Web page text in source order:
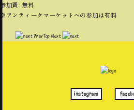
参加費: 無料
※アンティークマーケットへの参加は有料
PrevTop Next
instagram